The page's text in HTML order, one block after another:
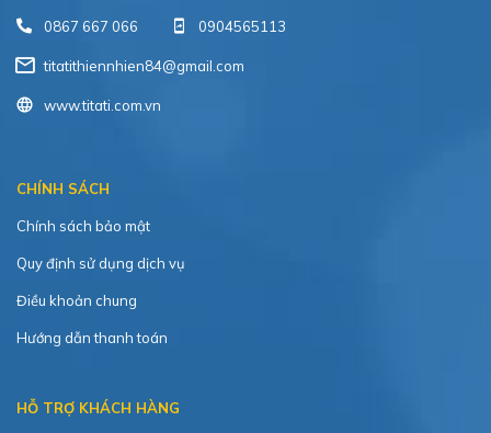
0867 667 066 0904565113
titatithiennhien84@gmail.com
www.titati.com.vn
CHÍNH SÁCH
Chính sách bảo mật
Quy định sử dụng dịch vụ
Điều khoản chung
Hướng dẫn thanh toán
HỖ TRỢ KHÁCH HÀNG